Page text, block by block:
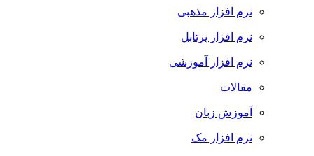
نرم افزار مذهبی
نرم افزار پرتابل
نرم افزار آموزشی
مقالات
آموزش زبان
نرم افزار مک